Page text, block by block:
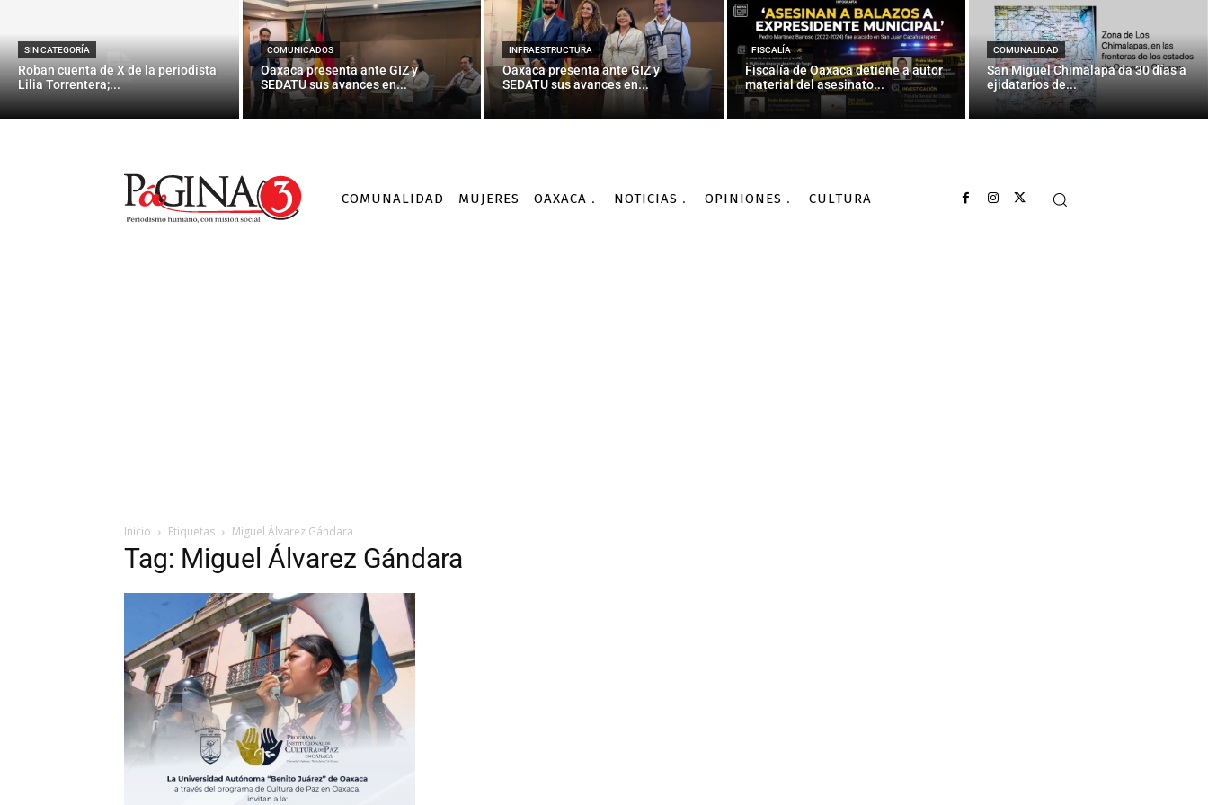
SIN CATEGORÍA
Roban cuenta de X de la periodista
Lilia Torrentera;...
COMUNICADOS
Oaxaca presenta ante GIZ y
SEDATU sus avances en...
INFRAESTRUCTURA
Oaxaca presenta ante GIZ y
SEDATU sus avances en...
FISCALÍA
Fiscalía de Oaxaca detiene a autor
material del asesinato...
COMUNALIDAD
San Miguel Chimalapa da 30 días a
ejidatarios de...
COMUNALIDAD MUJERES OAXACA NOTICIAS OPINIONES CULTURA
Inicio Etiquetas Miguel Álvarez Gándara
Tag: Miguel Álvarez Gándara